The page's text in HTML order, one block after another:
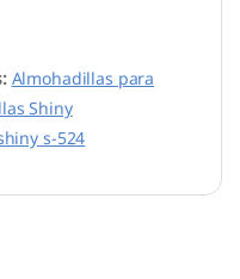
Almohadillas para
Shiny
s-524